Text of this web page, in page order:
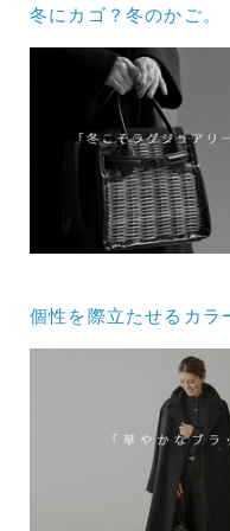
冬にカゴ？冬のかご。
個性を際立たせるカラ